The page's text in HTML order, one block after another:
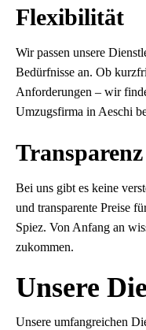
Flexibilität
Wir passen unsere
Bedürfnisse an. Ob
Anforderungen – wir
Umzugsfirma in Aeschi
Transparenz
Bei uns gibt es keine
und transparente Preise
Spiez. Von Anfang an
zukommen.
Unsere
Unsere umfangreichen